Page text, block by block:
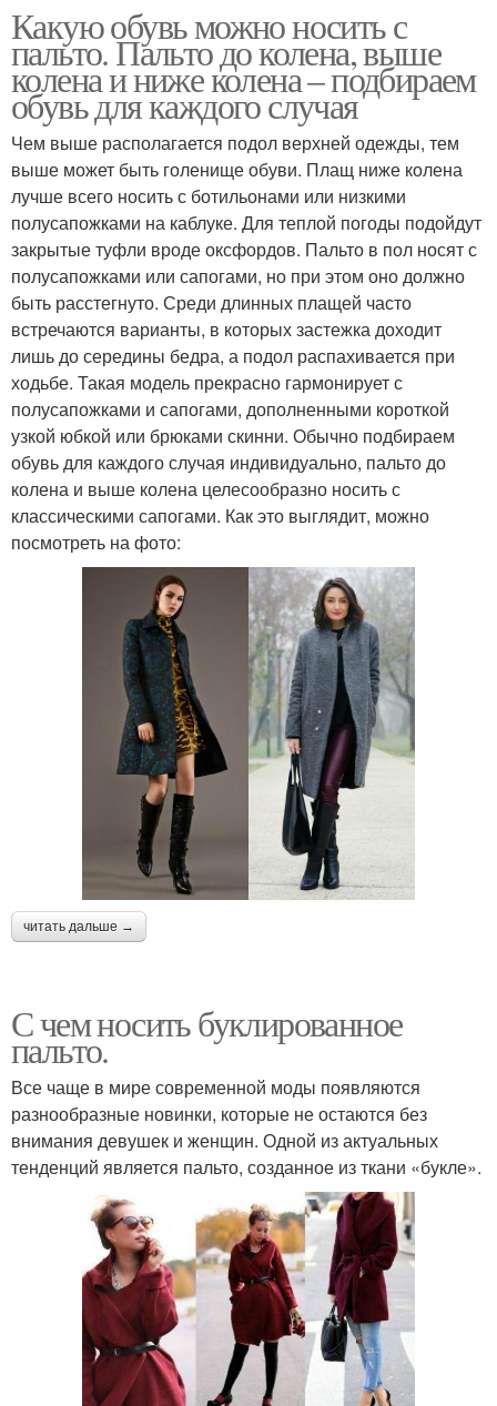
Какую обувь можно носить с
пальто. Пальто до колена, выше
колена и ниже колена – подбираем
обувь для каждого случая
Чем выше располагается подол верхней одежды, тем
выше может быть голенище обуви. Плащ ниже колена
лучше всего носить с ботильонами или низкими
полусапожками на каблуке. Для теплой погоды подойдут
закрытые туфли вроде оксфордов. Пальто в пол носят с
полусапожками или сапогами, но при этом оно должно
быть расстегнуто. Среди длинных плащей часто
встречаются варианты, в которых застежка доходит
лишь до середины бедра, а подол распахивается при
ходьбе. Такая модель прекрасно гармонирует с
полусапожками и сапогами, дополненными короткой
узкой юбкой или брюками скинни. Обычно подбираем
обувь для каждого случая индивидуально, пальто до
колена и выше колена целесообразно носить с
классическими сапогами. Как это выглядит, можно
посмотреть на фото:
читать дальше →
С чем носить буклированное
пальто.
Все чаще в мире современной моды появляются
разнообразные новинки, которые не остаются без
внимания девушек и женщин. Одной из актуальных
тенденций является пальто, созданное из ткани «букле».